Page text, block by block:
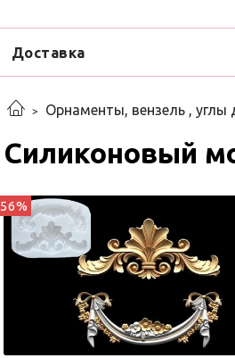
Доставка
Орнаменты, вензель , углы
Силиконовый
56%